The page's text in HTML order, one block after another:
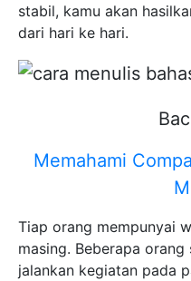
stabil, kamu akan
dari hari ke hari.
Memahami
Tiap orang mempunyai
masing. Beberapa
jalankan kegiatan pada